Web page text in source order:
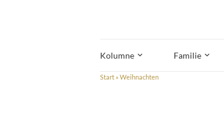
Kolumne Familie
Start » Weihnachten